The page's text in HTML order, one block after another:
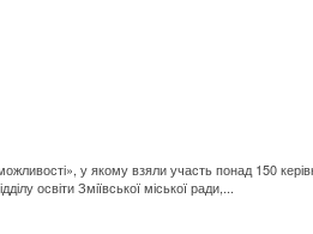
у якому взяли участь понад 150
освіти Зміївської міської ради,...